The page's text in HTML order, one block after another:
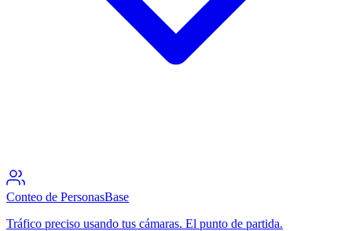
Conteo de PersonasBase
Tráfico preciso usando tus cámaras. El punto de partida.